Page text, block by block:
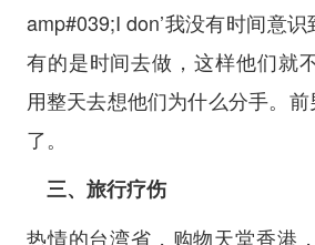
amp#039;I don’我没有时间意
有的是时间去做，这样他们就
用整天去想他们为什么分手。
了。
三、旅行疗伤
热情的台湾省，购物天堂香港